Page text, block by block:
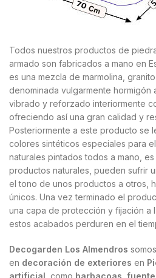
Todos nuestros productos de
armado son fabricados a mano en
es una mezcla de marmolina,
denominada vulgarmente hormigón
vibrado y reforzado interiormente
ofreciendo así una gran calidad y
Posteriormente a este producto se
colores sintéticos especiales para
naturales pintados todos a mano,
productos naturales, pueden sufrir
el tono de unos productos a otros,
únicos. Una vez terminado el
una capa de protección y fijación a
estos acabados perduren en el
Decogarden Los Almendros
en decoración de exteriores en
artificial como barbacoas,